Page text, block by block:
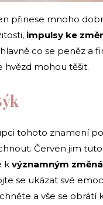
přinese mnoho
impulsy ke
co se peněz a
hvězd mohou těšit.
tohoto znamení
Červen jim
k významným
se ukázat své
a vše se obrátí